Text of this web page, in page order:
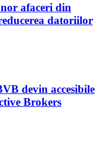
afaceri din
datoriilor
devin accesibile
Brokers